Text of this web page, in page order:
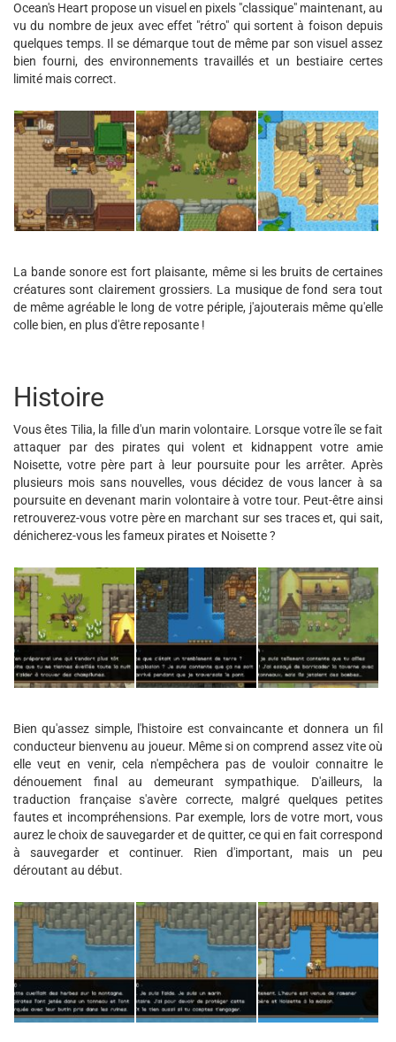
Ocean's Heart propose un visuel en pixels "classique" maintenant, au
vu du nombre de jeux avec effet "rétro" qui sortent à foison depuis
quelques temps. Il se démarque tout de même par son visuel assez
bien fourni, des environnements travaillés et un bestiaire certes
limité mais correct.
La bande sonore est fort plaisante, même si les bruits de certaines
créatures sont clairement grossiers. La musique de fond sera tout
de même agréable le long de votre périple, j'ajouterais même qu'elle
colle bien, en plus d'être reposante !
Histoire
Vous êtes Tilia, la fille d'un marin volontaire. Lorsque votre île se fait
attaquer par des pirates qui volent et kidnappent votre amie
Noisette, votre père part à leur poursuite pour les arrêter. Après
plusieurs mois sans nouvelles, vous décidez de vous lancer à sa
poursuite en devenant marin volontaire à votre tour. Peut-être ainsi
retrouverez-vous votre père en marchant sur ses traces et, qui sait,
dénicherez-vous les fameux pirates et Noisette ?
Bien qu'assez simple, l'histoire est convaincante et donnera un fil
conducteur bienvenu au joueur. Même si on comprend assez vite où
elle veut en venir, cela n'empêchera pas de vouloir connaitre le
dénouement final au demeurant sympathique. D'ailleurs, la
traduction française s'avère correcte, malgré quelques petites
fautes et incompréhensions. Par exemple, lors de votre mort, vous
aurez le choix de sauvegarder et de quitter, ce qui en fait correspond
à sauvegarder et continuer. Rien d'important, mais un peu
déroutant au début.